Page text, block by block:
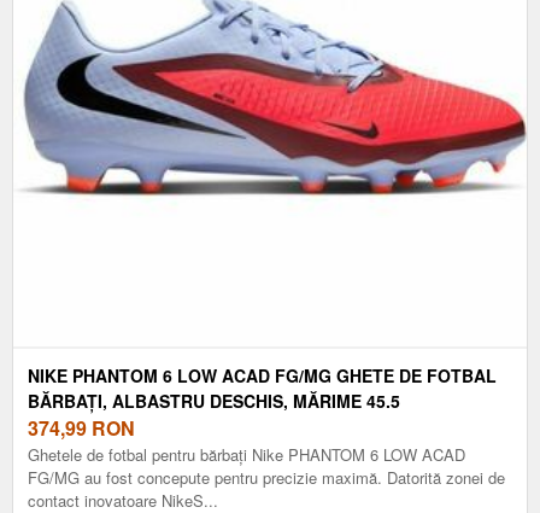
NIKE PHANTOM 6 LOW ACAD FG/MG GHETE DE FOTBAL
BĂRBAȚI, ALBASTRU DESCHIS, MĂRIME 45.5
374,99 RON
Ghetele de fotbal pentru bărbați Nike PHANTOM 6 LOW ACAD
FG/MG au fost concepute pentru precizie maximă. Datorită zonei de
contact inovatoare NikeS...